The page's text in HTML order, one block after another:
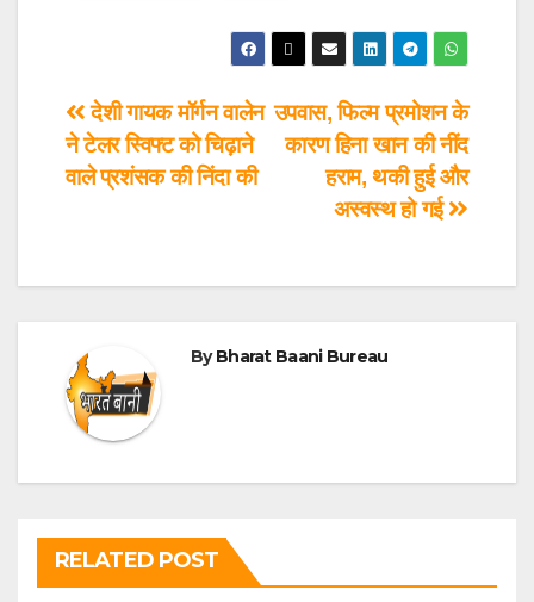
उपवास, फिल्म प्रमोशन के
कारण हिना खान की नींद
हराम, थकी हुई और
अस्वस्थ हो गई
देशी गायक मॉर्गन वालेन
ने टेलर स्विफ्ट को चिढ़ाने
वाले प्रशंसक की निंदा की
ByBharat Baani Bureau
RELATED POST